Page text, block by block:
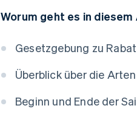
Worum geht es in
Gesetzgebung zu
Überblick über die
Beginn und Ende der